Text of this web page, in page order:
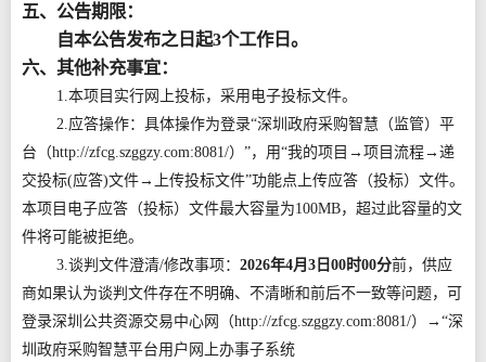
五、公告期限：
自本公告发布之日起3个工作日。
六、其他补充事宜：
1.本项目实行网上投标，采用电子投标文件。
2.应答操作：具体操作为登录“深圳政府采购智慧（监管）平
台（http://zfcg.szggzy.com:8081/）”，用“我的项目→项目流程→递
交投标(应答)文件→上传投标文件”功能点上传应答（投标）文件。
本项目电子应答（投标）文件最大容量为100MB，超过此容量的文
件将可能被拒绝。
3.谈判文件澄清/修改事项： 2026年4月3日00时00分前，供应
商如果认为谈判文件存在不明确、不清晰和前后不一致等问题，可
登录深圳公共资源交易中心网（http://zfcg.szggzy.com:8081/）→“深
圳政府采购智慧平台用户网上办事子系统